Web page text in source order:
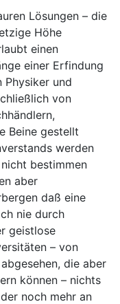
Lösungen – die
Höhe
einen
einer Erfindung
und
von
Beine gestellt
werden
bestimmen
aber
daß eine
nie durch
geistlose
– von
die aber
können – nichts
noch mehr an